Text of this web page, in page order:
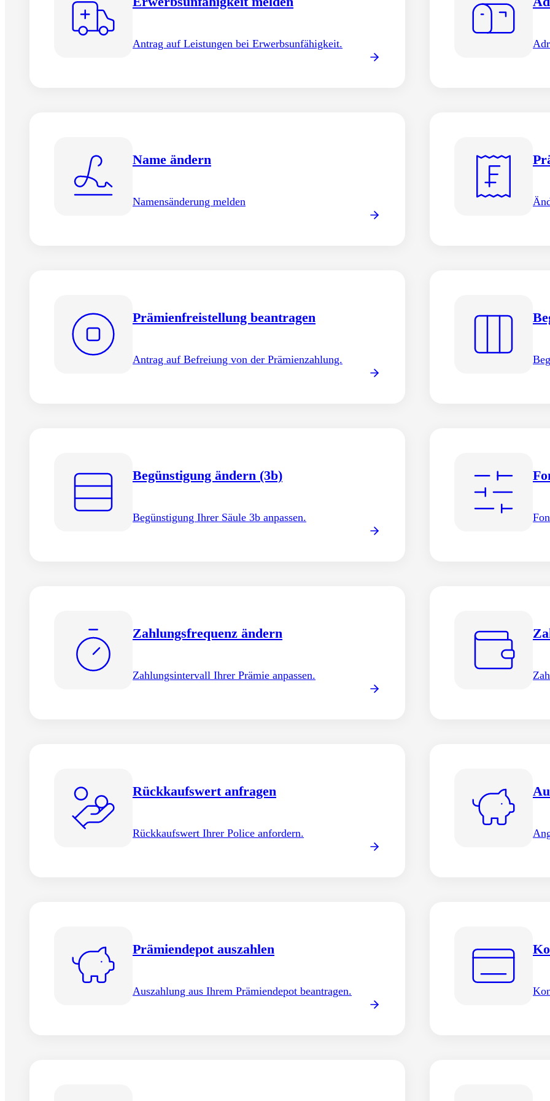
Antrag auf Leistungen bei Erwerbsunfähigkeit.
Name ändern
Namensänderung melden
Prämienfreistellung beantragen
Antrag auf Befreiung von der Prämienzahlung.
Begünstigung ändern (3b)
Begünstigung Ihrer Säule 3b anpassen.
Zahlungsfrequenz ändern
Zahlungsintervall Ihrer Prämie anpassen.
Rückkaufswert anfragen
Rückkaufswert Ihrer Police anfordern.
Prämiendepot auszahlen
Auszahlung aus Ihrem Prämiendepot beantragen.